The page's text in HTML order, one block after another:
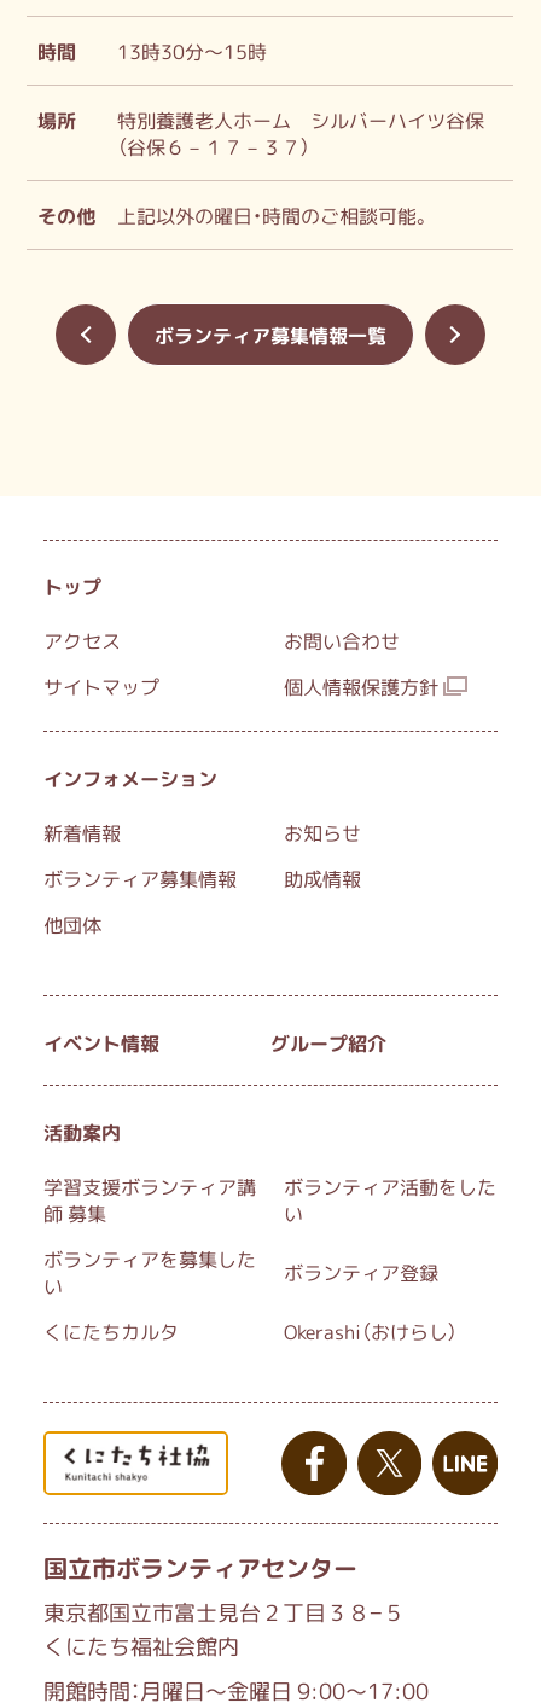
国立市ボランティアセンター
開館時間：月曜日～金曜日 9:00～17:00
FAX：042-580-7112
時間 13時30分～15時
場所
特別養護老人ホーム シルバーハイツ谷保
（谷保６－１７－３７）
その他 上記以外の曜日・時間のご相談可能。
« ボランティア募集情報一覧 »
トップ
アクセス
お問い合わせ
サイトマップ
個人情報保護方針
インフォメーション
新着情報
お知らせ
ボランティア募集情報
助成情報
他団体
イベント情報 グループ紹介
活動案内
学習支援ボランティア講
師 募集
ボランティア活動をした
い
ボランティアを募集した
い
ボランティア登録
くにたちカルタ Okerashi（おけらし）
国立市ボランティアセンター
東京都国立市富士見台２丁目３８−５
くにたち福祉会館内
開館時間：月曜日～金曜日 9:00～17:00